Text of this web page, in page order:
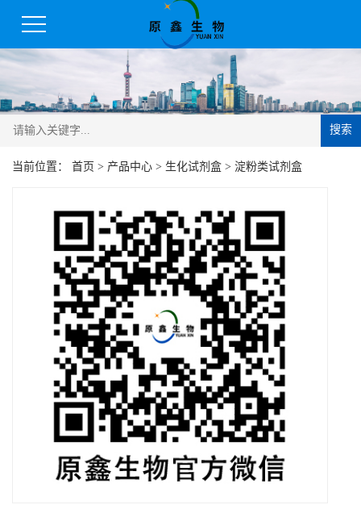
搜索
当前位置： 首页 > 产品中心 > 生化试剂盒 > 淀粉类试剂盒